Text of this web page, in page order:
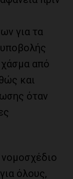
για τα
χάσμα από
και
όταν
όλους,